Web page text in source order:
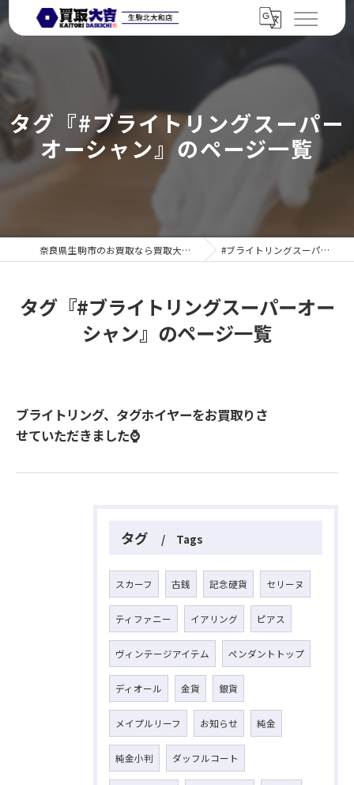
タグ『#ブライトリングスーパー
オーシャン』のページ一覧
奈良県生駒市のお買取なら買取大吉 生駒北大和店 #ブライトリングスーパーオーシャン
タグ『#ブライトリングスーパーオー
シャン』のページ一覧
ブライトリング、タグホイヤーをお買取りさ
せていただきました⌚
タグ Tags
スカーフ 古銭 記念硬貨 セリーヌ
ティファニー イアリング ピアス
ヴィンテージアイテム ペンダントトップ
ディオール 金貨 銀貨
メイプルリーフ お知らせ 純金
純金小判 ダッフルコート